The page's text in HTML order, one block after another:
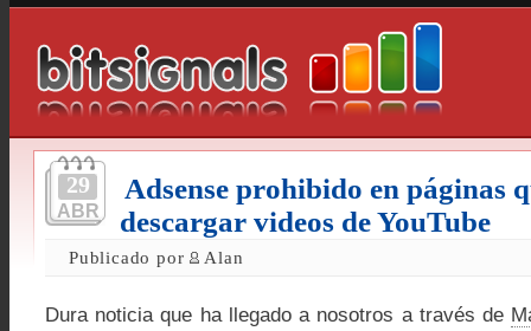
29
ABR
Adsense prohibido en páginas
descargar videos de YouTube
Publicado por Alan
Dura noticia que ha llegado a nosotros a través de